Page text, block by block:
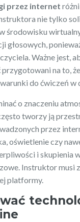
przez internet
nie tylko
środowisku
głosowych,
Ważne jest,
na to,
do ćwiczeń w
o znaczeniu
tworzy ją
przez
oświetlenie czy
i skupienia
Instruktor
platformy.